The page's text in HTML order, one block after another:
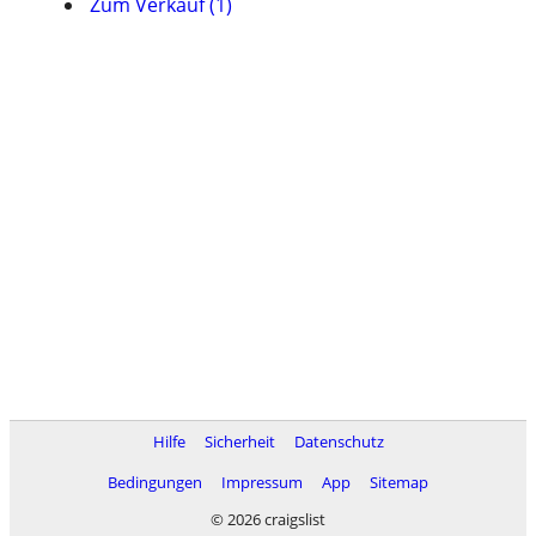
Hilfe Sicherheit
Datenschutz
Bedingungen
Impressum App
Sitemap
© 2026 craigslist